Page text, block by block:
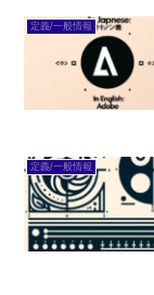
定義/一般情報
定義/一般情報